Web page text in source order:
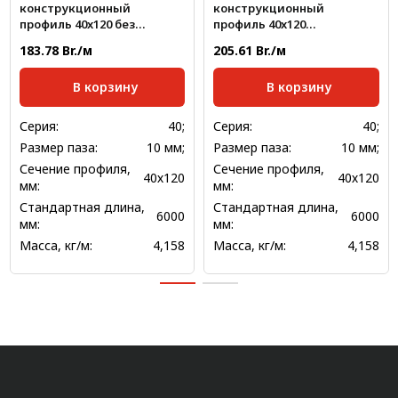
конструкционный
профиль 40x120 без
183.78 Br./м
В корзину
Серия:
40;
Размер паза:
10 мм;
Сечение профиля,
мм:
40х120
Стандартная длина,
мм:
6000
Масса, кг/м:
4,158
конструкционный
профиль 40x120
205.61 Br./м
В корзину
Серия:
40;
Размер паза:
10 мм;
Сечение профиля,
мм:
40х120
Стандартная длина,
мм:
6000
Масса, кг/м:
4,158